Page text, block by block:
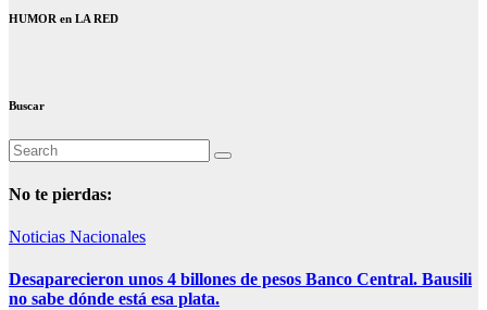
HUMOR en LA RED
Buscar
No te pierdas:
Noticias Nacionales
Desaparecieron unos 4 billones de pesos Banco Central. Bausili
no sabe dónde está esa plata.